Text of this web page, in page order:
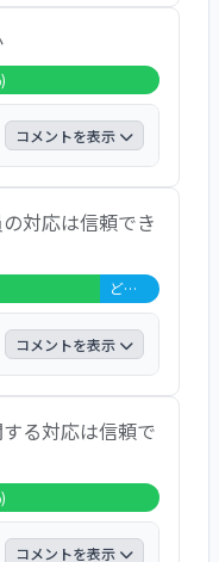
交流室はキレイ
かはキレイに
除をしている」
いる」との声
コメントを表示
です」「今のま
もらっていま
ています。優
なる事は全然な
アドバイス
言葉遣いなど完
てくれて相談
ました。
対応は信頼でき
どちらともいえない 1名 (14%)
コメントを表示
しかけてくれて
く聞いてくれ
り非常によく
も安定してい
時に、病院に電
ている」との声
る対応は信頼で
コメントを表示